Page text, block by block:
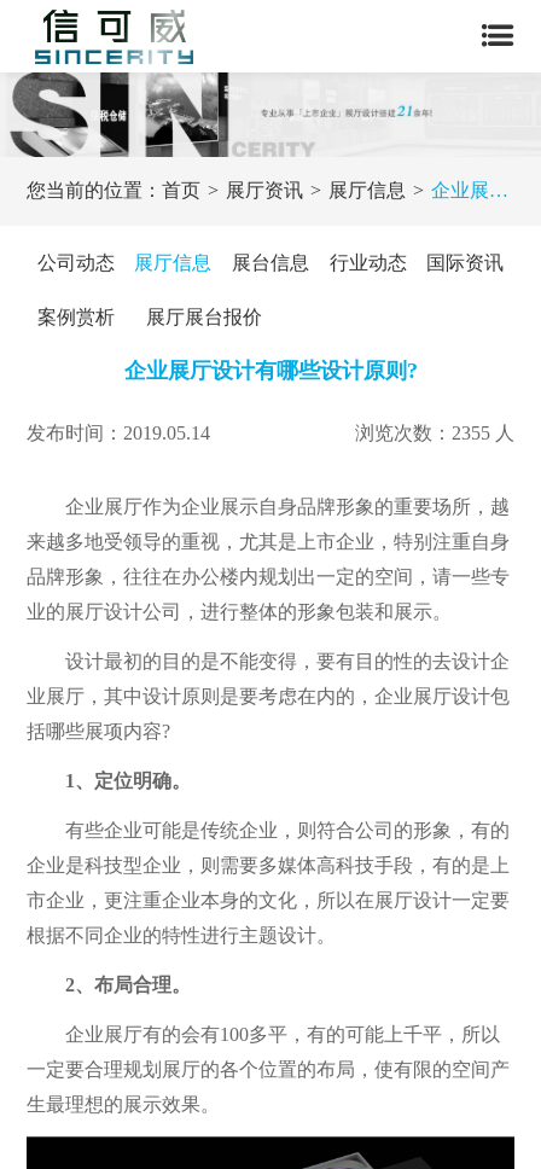
您当前的位置：首页 展厅资讯 展厅信息 企业展厅设计有哪些设计原则?
公司动态 展厅信息 展台信息 行业动态 国际资讯
案例赏析 展厅展台报价
企业展厅设计有哪些设计原则?
发布时间：2019.05.14 浏览次数：2355 人
企业展厅作为企业展示自身品牌形象的重要场所，越
来越多地受领导的重视，尤其是上市企业，特别注重自身
品牌形象，往往在办公楼内规划出一定的空间，请一些专
业的展厅设计公司，进行整体的形象包装和展示。
设计最初的目的是不能变得，要有目的性的去设计企
业展厅，其中设计原则是要考虑在内的，企业展厅设计包
括哪些展项内容?
1、定位明确。
有些企业可能是传统企业，则符合公司的形象，有的
企业是科技型企业，则需要多媒体高科技手段，有的是上
市企业，更注重企业本身的文化，所以在展厅设计一定要
根据不同企业的特性进行主题设计。
2、布局合理。
企业展厅有的会有100多平，有的可能上千平，所以
一定要合理规划展厅的各个位置的布局，使有限的空间产
生最理想的展示效果。